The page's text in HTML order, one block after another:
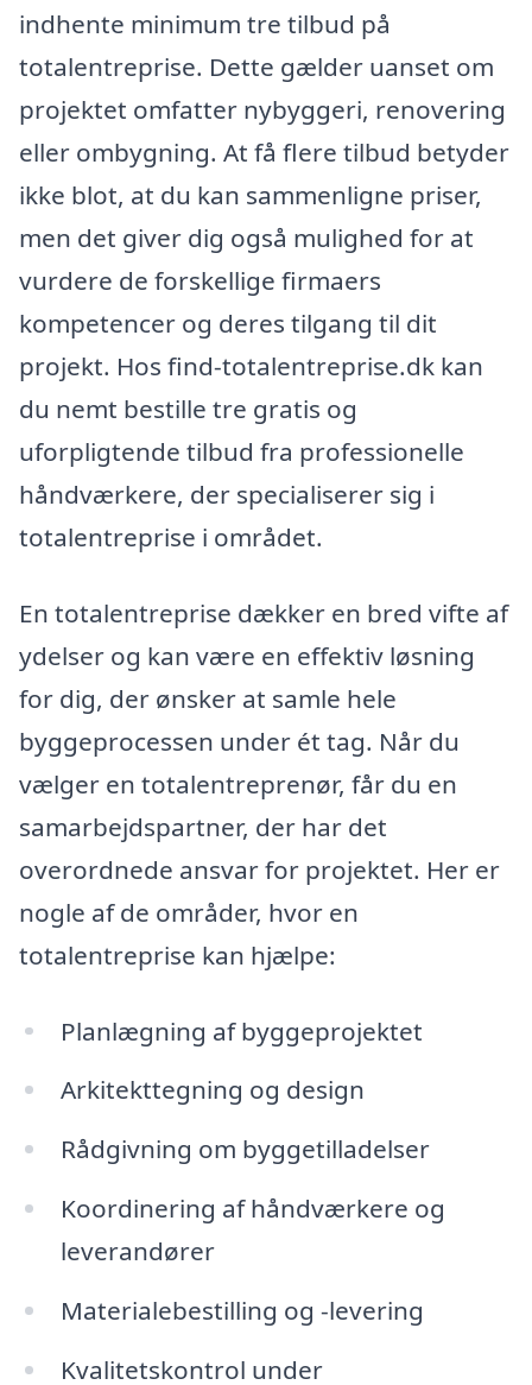
indhente minimum tre tilbud på
totalentreprise. Dette gælder uanset om
projektet omfatter nybyggeri, renovering
eller ombygning. At få flere tilbud betyder
ikke blot, at du kan sammenligne priser,
men det giver dig også mulighed for at
vurdere de forskellige firmaers
kompetencer og deres tilgang til dit
projekt. Hos find-totalentreprise.dk kan
du nemt bestille tre gratis og
uforpligtende tilbud fra professionelle
håndværkere, der specialiserer sig i
totalentreprise i området.
En totalentreprise dækker en bred vifte af
ydelser og kan være en effektiv løsning
for dig, der ønsker at samle hele
byggeprocessen under ét tag. Når du
vælger en totalentreprenør, får du en
samarbejdspartner, der har det
overordnede ansvar for projektet. Her er
nogle af de områder, hvor en
totalentreprise kan hjælpe:
Planlægning af byggeprojektet
Arkitekttegning og design
Rådgivning om byggetilladelser
Koordinering af håndværkere og
leverandører
Materialebestilling og -levering
Kvalitetskontrol under